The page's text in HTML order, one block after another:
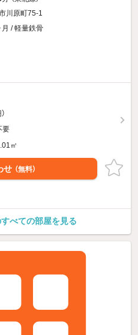
川原町75-1
/ 軽量鉄骨
要
㎡
せ （無料）
べての部屋を見る